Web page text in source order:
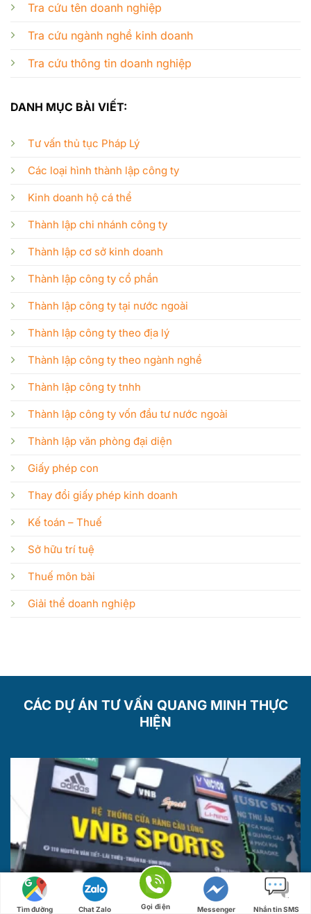
Tra cứu tên doanh nghiệp
Tra cứu ngành nghề kinh doanh
Tra cứu thông tin doanh nghiệp
DANH MỤC BÀI VIẾT:
Tư vấn thủ tục Pháp Lý
Các loại hình thành lập công ty
Kinh doanh hộ cá thể
Thành lập chi nhánh công ty
Thành lập cơ sở kinh doanh
Thành lập công ty cổ phần
Thành lập công ty tại nước ngoài
Thành lập công ty theo địa lý
Thành lập công ty theo ngành nghề
Thành lập công ty tnhh
Thành lập công ty vốn đầu tư nước ngoài
Thành lập văn phòng đại diện
Giấy phép con
Thay đổi giấy phép kinh doanh
Kế toán – Thuế
Sở hữu trí tuệ
Thuế môn bài
Giải thể doanh nghiệp
CÁC DỰ ÁN TƯ VẤN QUANG MINH THỰC
HIỆN
Tìm đường Chat Zalo Gọi điện Messenger Nhắn tin SMS